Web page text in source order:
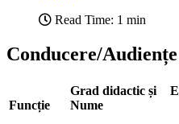
Read Time: 1 min
Conducere/Audiențe
Funcție
Grad didactic și
Nume